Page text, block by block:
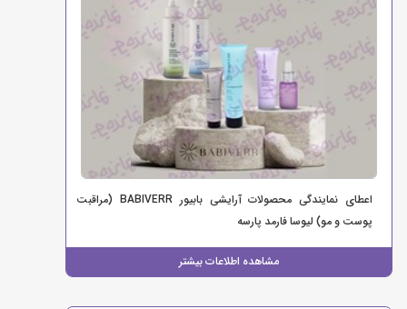
اعطای نمایندگی محصولات آرایشی بابیور BABIVERR (مراقبت
پوست و مو) لیوسا فارمد پارسه
مشاهده اطلاعات بیشتر